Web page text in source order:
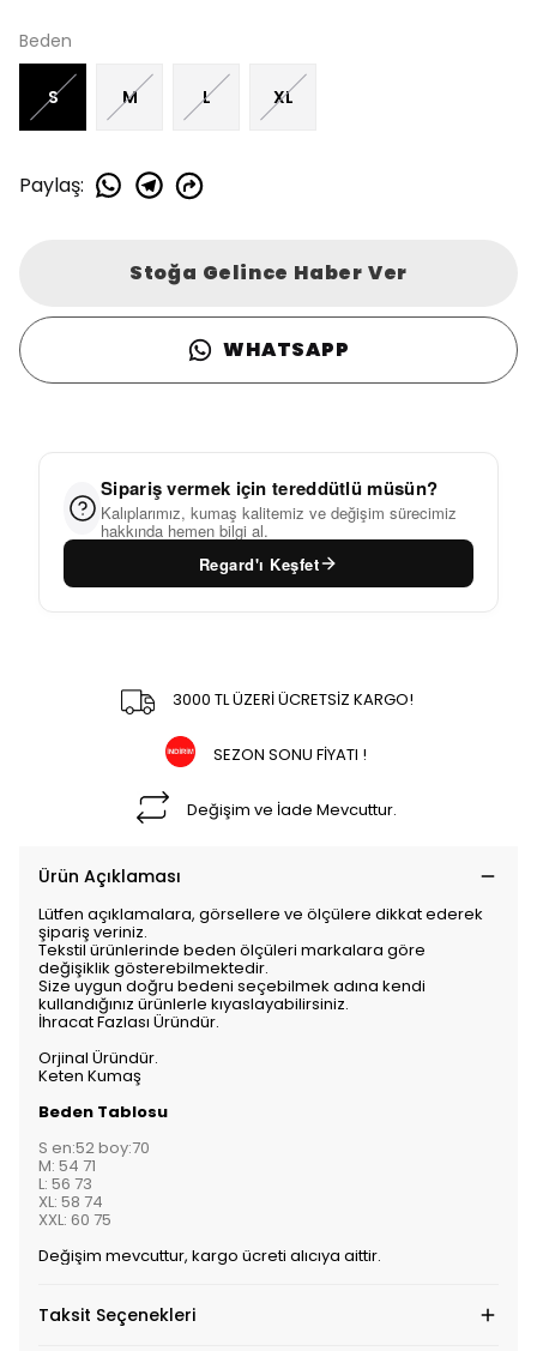
Beden
S M L XL
Paylaş:
Stoğa Gelince Haber Ver
WHATSAPP
Sipariş vermek için tereddütlü müsün?
Kalıplarımız, kumaş kalitemiz ve değişim sürecimiz
hakkında hemen bilgi al.
Regard'ı Keşfet
3000 TL ÜZERİ ÜCRETSİZ KARGO!
SEZON SONU FİYATI !
Değişim ve İade Mevcuttur.
Ürün Açıklaması
Lütfen açıklamalara, görsellere ve ölçülere dikkat ederek
şipariş veriniz.
Tekstil ürünlerinde beden ölçüleri markalara göre
değişiklik gösterebilmektedir.
Size uygun doğru bedeni seçebilmek adına kendi
kullandığınız ürünlerle kıyaslayabilirsiniz.
İhracat Fazlası Üründür.
Orjinal Üründür.
Keten Kumaş
Beden Tablosu
S en:52 boy:70
M: 54 71
L: 56 73
XL: 58 74
XXL: 60 75
Değişim mevcuttur, kargo ücreti alıcıya aittir.
Taksit Seçenekleri